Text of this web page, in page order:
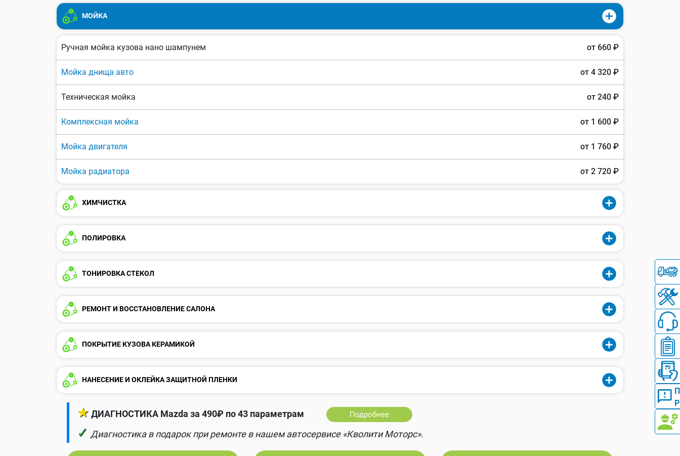
МОЙКА
Ручная мойка кузова нано шампунем от 660 ₽
Мойка днища авто от 4 320 ₽
Техническая мойка от 240 ₽
Комплексная мойка от 1 600 ₽
Мойка двигателя от 1 760 ₽
Мойка радиатора от 2 720 ₽
ХИМЧИСТКА
ПОЛИРОВКА
ТОНИРОВКА СТЕКОЛ
РЕМОНТ И ВОССТАНОВЛЕНИЕ САЛОНА
ПОКРЫТИЕ КУЗОВА КЕРАМИКОЙ
НАНЕСЕНИЕ И ОКЛЕЙКА ЗАЩИТНОЙ ПЛЕНКИ
★ ДИАГНОСТИКА Mazda за 490₽ по 43 параметрам Подробнее
✓ Диагностика в подарок при ремонте в нашем автосервисе «Кволити Моторс».